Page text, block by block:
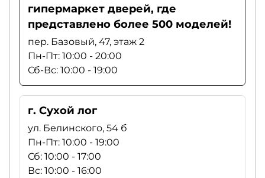
гипермаркет дверей, где
представлено более 500 моделей!
пер. Базовый, 47, этаж 2
Пн-Пт: 10:00 - 20:00
Сб-Вс: 10:00 - 19:00
г. Сухой лог
ул. Белинского, 54 б
Пн-Пт: 10:00 - 19:00
Сб: 10:00 - 17:00
Вс: 10:00 - 16:00